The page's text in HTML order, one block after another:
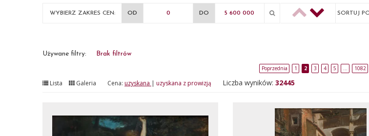
WYBIERZ ZAKRES CEN: OD DO SORTUJ
Używane filtry: Brak filtrów
Poprzednia 1 2 3 4 5 … 1082
Lista Galeria Cena: uzyskana | uzyskana z prowizją Liczba wyników: 32445